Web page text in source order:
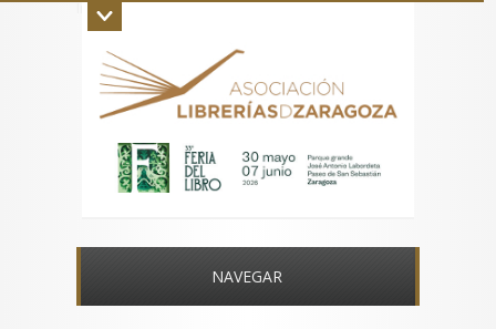
Inicio La asociación Aviso legal Contacto
NAVEGAR